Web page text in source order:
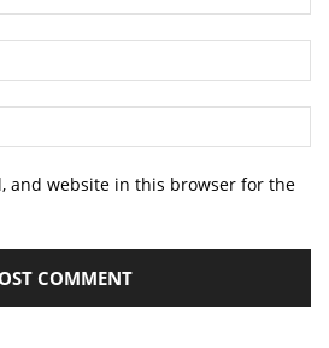
and website in this browser for the